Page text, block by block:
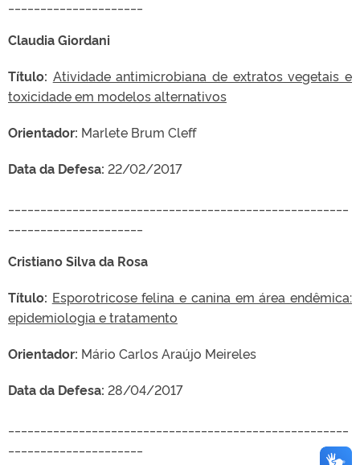
Claudia Giordani
Título: Atividade antimicrobiana de extratos vegetais e
toxicidade em modelos alternativos
Orientador: Marlete Brum Cleff
Data da Defesa: 22/02/2017
Cristiano Silva da Rosa
Título: Esporotricose felina e canina em área endêmica:
epidemiologia e tratamento
Orientador: Mário Carlos Araújo Meireles
Data da Defesa: 28/04/2017